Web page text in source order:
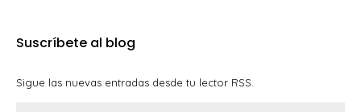
Suscríbete al blog
Sigue las nuevas entradas desde tu lector RSS.